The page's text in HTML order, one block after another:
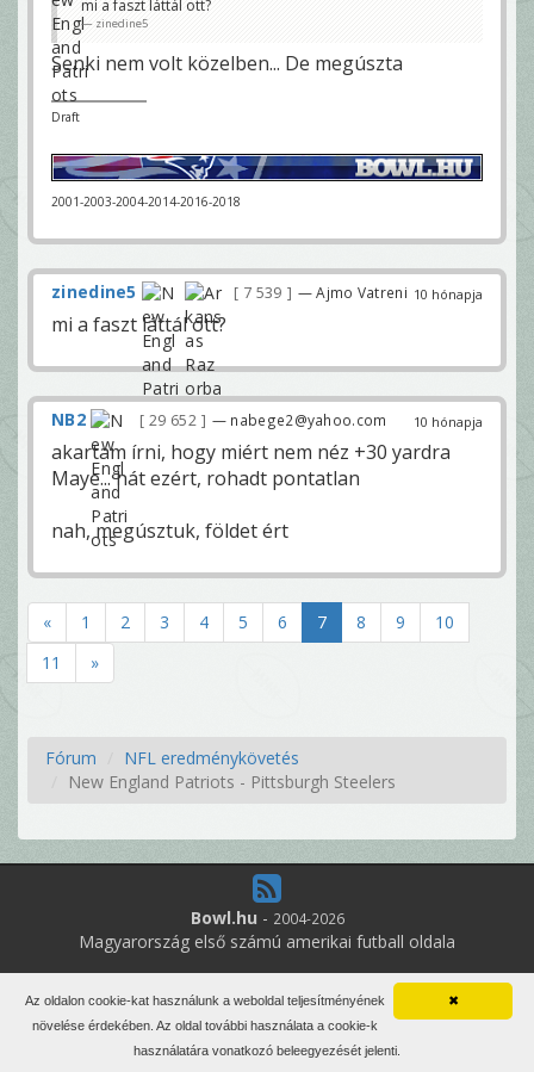
mi a faszt láttál ott?
zinedine5
Senki nem volt közelben... De megúszta
Draft
2001-2003-2004-2014-2016-2018
10 hónapja
zinedine5 7 539 — Ajmo Vatreni
mi a faszt láttál ott?
10 hónapja
NB2 29 652 — nabege2@yahoo.com
akartam írni, hogy miért nem néz +30 yardra
Maye... hát ezért, rohadt pontatlan
nah, megúsztuk, földet ért
« 1 2 3 4 5 6 7 8 9
10
11
»
Fórum
NFL eredménykövetés
New England Patriots - Pittsburgh Steelers
Bowl.hu - 2004-2026
Magyarország első számú amerikai futball oldala
7
online felhasználó
Minden jog fenntartva. Írott anyagok újraközlése csak a szerző
engedélyével.
Impresszum
✖
Az oldalon cookie-kat használunk a weboldal teljesítményének
növelése érdekében. Az oldal további használata a cookie-k
használatára vonatkozó beleegyezését jelenti.